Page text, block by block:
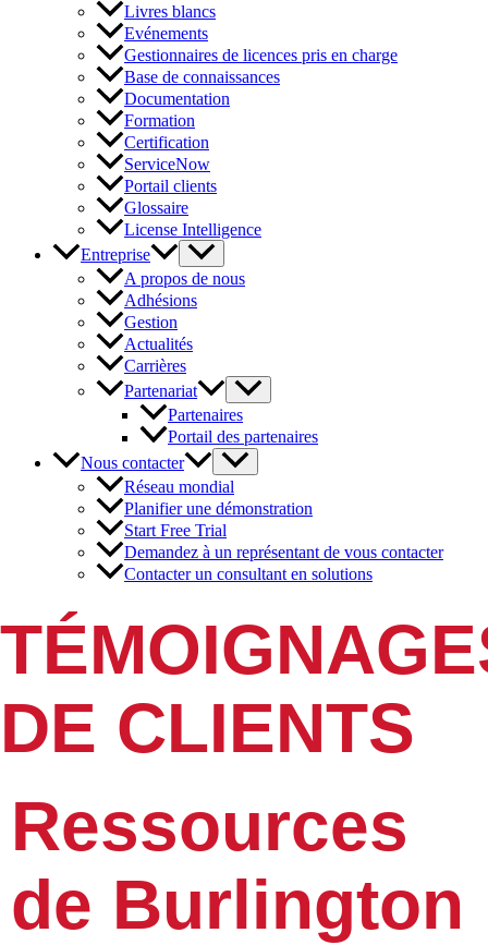
Livres blancs
Evénements
Gestionnaires de licences pris en charge
Base de connaissances
Documentation
Formation
Certification
ServiceNow
Portail clients
Glossaire
License Intelligence
Entreprise
A propos de nous
Adhésions
Gestion
Actualités
Carrières
Partenariat
Partenaires
Portail des partenaires
Nous contacter
Réseau mondial
Planifier une démonstration
Start Free Trial
Demandez à un représentant de vous contacter
Contacter un consultant en solutions
DE CLIENTS
Ressources
de Burlington